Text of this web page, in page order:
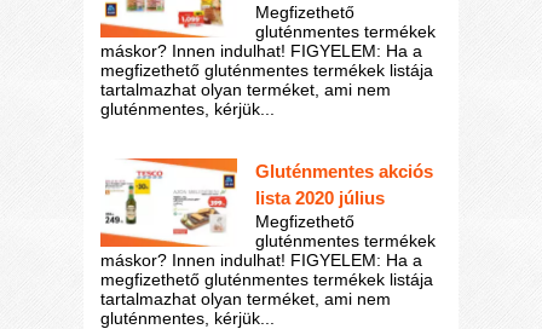
Megfizethető
gluténmentes termékek
máskor? Innen indulhat! FIGYELEM: Ha a
megfizethető gluténmentes termékek listája
tartalmazhat olyan terméket, ami nem
gluténmentes, kérjük...
Gluténmentes akciós
lista 2020 július
Megfizethető
gluténmentes termékek
máskor? Innen indulhat! FIGYELEM: Ha a
megfizethető gluténmentes termékek listája
tartalmazhat olyan terméket, ami nem
gluténmentes, kérjük...